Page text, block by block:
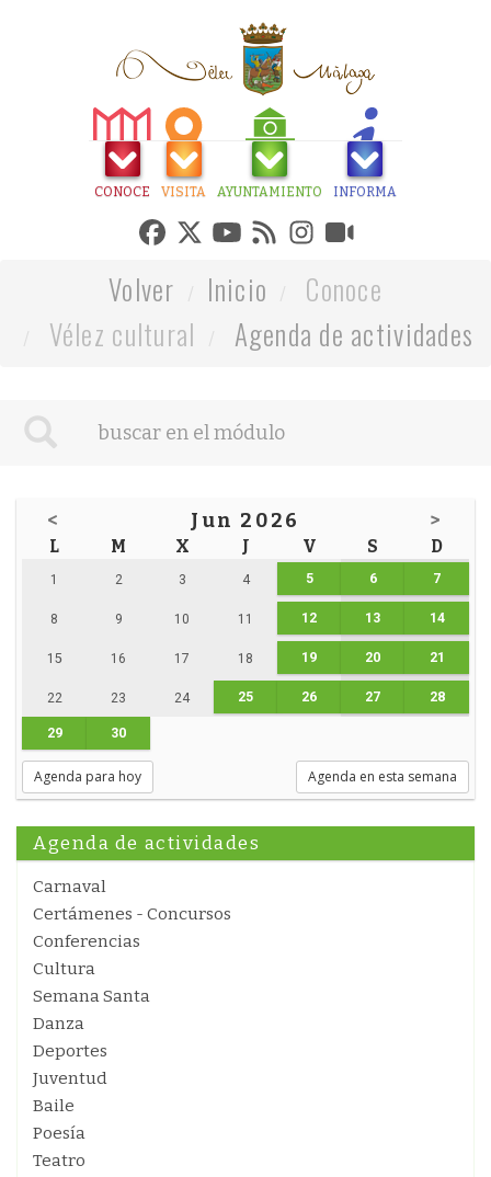
CONOCE VISITA AYUNTAMIENTO INFORMA
Volver Inicio
Conoce
Vélez cultural
Agenda de actividades
< Jun 2026 >
L M X J V S D
1 2 3 4 5 6 7
8 9 10 11 12 13 14
15 16 17 18 19 20 21
22 23 24 25 26 27 28
29 30
Agenda para hoy Agenda en esta semana
Agenda de actividades
Carnaval
Certámenes - Concursos
Conferencias
Cultura
Semana Santa
Danza
Deportes
Juventud
Baile
Poesía
Teatro